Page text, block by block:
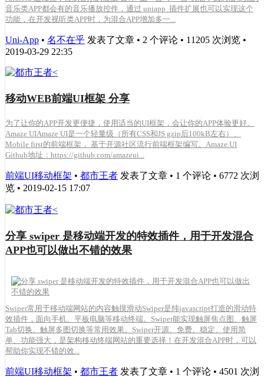
音乐类APP都会有的音乐播放控件，通过 uniapp 插件扩展也可以实现这个
功能，在开发视听类APP时，为混合APP增加多一...
Uni-App • 名不在乎 发表了文章 • 2 个评论 • 11205 次浏览 •
2019-03-29 22:35
移动WEB前端UI框架 分享
为了让你的APP开发更便捷，使用适当的UI框架，会让你的APP体验更好。
Amaze UIAmaze UI是一个轻量级（所有CSS和JS gzip后100kB左右）、
Mobile first的前端框架， 基于开源社区流行前端框架编写。Amaze UI
Github地址：https://github.com/amazeui...
前端UI移动框架 • 都市王者 发表了文章 • 1 个评论 • 6772 次浏
览 • 2019-02-15 17:07
分享 swiper 是移动端开发的特效插件，用于开发混合
APP也可以做出不错的效果
Swiper常用于移动端网站的内容触摸滑动Swiper是纯javascript打造的滑动特
效插件，面向手机、平板电脑等移动终端。Swiper能实现触屏焦点图、触屏
Tab切换、触屏多图切换等常用效果。Swiper开源、免费、稳定、使用简
单、功能强大，是架构移动终端网站的重要选择！在开发混合APP时，可以
帮助你实现不错的效...
前端UI移动框架 • 都市王者 发表了文章 • 1 个评论 • 4501 次浏